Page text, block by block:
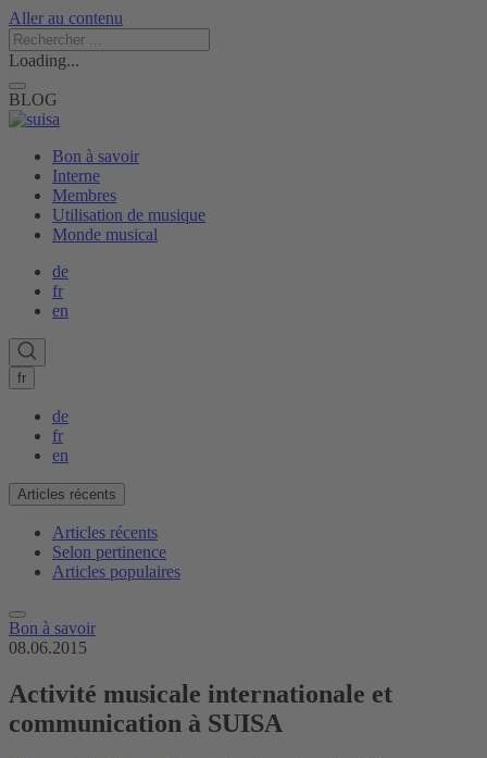
Aller au contenu
Loading...
BLOG
Bon à savoir
Interne
Membres
Utilisation de musique
Monde musical
de
fr
en
fr
de
fr
en
Articles récents
Articles récents
Selon pertinence
Articles populaires
Bon à savoir
08.06.2015
Activité musicale internationale et
communication à SUISA